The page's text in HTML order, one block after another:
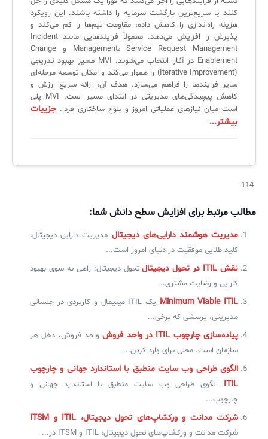
کنند یا سریع‌ترین بازگشت سرمایه را داشته باشند. این رویکرد
هزینه راه‌اندازی را کاهش داده، مقاومت تیم‌ها را کم می‌کند و
پذیرش را افزایش می‌دهد. معمولاً فرایندهایی مانند Incident
Management، Service Request Management و Change
Enablement در آغاز انتخاب می‌شوند. MVI مسیر بهبود تدریجی
(Iterative Improvement) را هموار می‌کند و امکان توسعه مرحله‌ای
سایر فرایندها را فراهم می‌سازد. هدف آن، ارائه سریع ارزش و
کاهش پیچیدگی‌های مدیریتی در ابتدای مسیر است. MVI پلی
است میان نیازهای عملیاتی امروز و بلوغ ساختاری فردا. جزییات
بیشتر...
114
مطالب مرتبط برای افزایش سطح دانش شما:
مدیریت هوشمند دارایی‌های دیجیتال مدیریت دارایی دیجیتال،
کلید طلایی موفقیت در دنیای امروز است...
نقش ITIL در تحول دیجیتال
تحول دیجیتال: راهی به سوی بهبود
کارایی و رضایت مشتری...
Minimum Viable ITIL
یک ITIL مینیمال و کاربردی در جلساتی
مدیریتی، پرسشی که برخی...
پیاده‌سازی چارچوب ITIL در واحد فروش
واحد فروش، دخل هر
سازمان است. محلی برای وارد کردن...
الگوی طراحی وب سایت منطبق با استاندارد جهانی و چارچوب
ITIL
الگوی طراحی وب سایت منطبق با استاندارد جهانی و
چارچوب...
شرکت مدانت و ورکشاپ‌های تحول دیجیتال، ITIL و ITSM
شرکت مدانت و ورکشاپ‌های تحول دیجیتال، ITIL و ITSM در...
✦
مدیریت خدمات سازمانی
سرویس دسک پلاس MSP
اندپوینت سنترال [سامانه مدیریت نقاط پایانی]
AD360
◆
برنامه‌ساز هوشمند App Creator
سیستم هوشمند مدیریت فروش و فاکتور
✧
سلف سرویس کاربران
سامانه مدیریت پشتیبانی مشتریان
◉
✦
مدیریت خدمات منابع انسانی
CIs Control
مجموعه راهکارهای آیناک
✦
آموزش سیستم مدیریت خدمات فناوری اطلاعات
نکته‌های کلیدی برای مدیر انفورماتیک
آموزش‌ ویدیویی مفاهیم سرویس دسک
ITIL & SDP
◆
چارچوب ITIL برای همه
فلافلی_فناوری
لیست دوره‌ها
مقالات آموزشی